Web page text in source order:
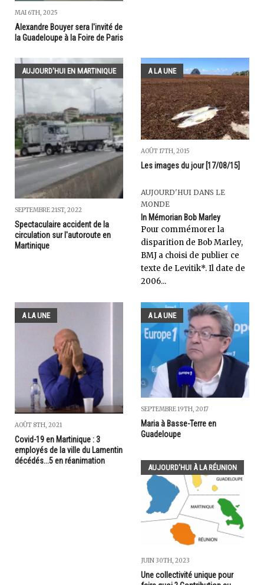
MAI 6TH, 2025
Alexandre Bouyer sera l'invité de
la Guadeloupe à la Foire de Paris
AUJOURD'HUI EN MARTINIQUE
SEPTEMBRE 21ST, 2022
Spectaculaire accident de la
circulation sur l'autoroute en
Martinique
A LA UNE
AOÛT 17TH, 2015
Les images du jour [17/08/15]
AUJOURD'HUI DANS LE
MONDE
In Mémorian Bob Marley
Pour commémorer la
disparition de Bob Marley,
BMJ a choisi de publier ce
texte de Levitik*. Il date de
2006...
A LA UNE
AOÛT 8TH, 2021
Covid-19 en Martinique : 3
employés de la ville du Lamentin
décédés...5 en réanimation
A LA UNE
SEPTEMBRE 19TH, 2017
Maria à Basse-Terre en
Guadeloupe
AUJOURD'HUI À LA RÉUNION
JUIN 30TH, 2023
Une collectivité unique pour